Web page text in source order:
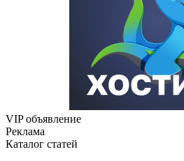
VIP объявление
Реклама
Каталог статей